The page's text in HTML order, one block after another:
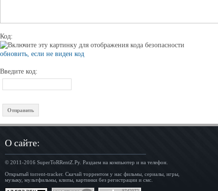
Код:
обновить, если не виден код
Введите код:
О сайте:
© 2011-2016 SuperToRRentZ.Ру. Раздаем на компьютер и на телефон.
Открытый torrent-tracker. Скачай торрентом у нас фильмы, сериалы, игры,
музыку, мультфильмы, клипы, картинки без регистрации и смс.